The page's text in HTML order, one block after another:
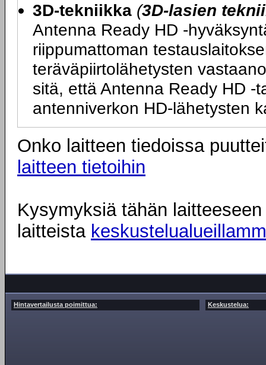
3D-tekniikka (3D-lasien
Antenna Ready HD -
riippumattoman
teräväpiirtolähetysten
sitä, että Antenna Ready HD -
antenniverkon HD-lähetysten
Onko laitteen tiedoissa
laitteen tietoihin
Kysymyksiä tähän
laitteista
Hintavertailusta poimittua: Keskustelua: